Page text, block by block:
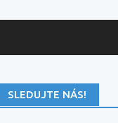
SLEDUJTE NÁS!